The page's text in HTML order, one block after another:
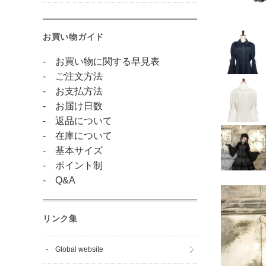
お買い物ガイド
- お買い物に関する早見表
- ご注文方法
- お支払方法
- お届け日数
- 返品について
- 在庫について
- 基本サイズ
- ポイント制
- Q&A
リンク集
- Global website